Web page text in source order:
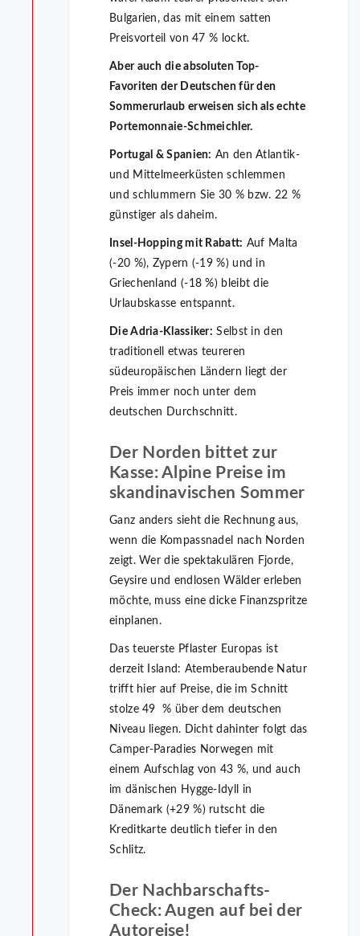
Bulgarien, das mit einem satten
Preisvorteil von 47 % lockt.
Aber auch die absoluten Top-
Favoriten der Deutschen für den
Sommerurlaub erweisen sich als echte
Portemonnaie-Schmeichler.
Portugal & Spanien: An den Atlantik-
und Mittelmeerküsten schlemmen
und schlummern Sie 30 % bzw. 22 %
günstiger als daheim.
Insel-Hopping mit Rabatt: Auf Malta
(-20 %), Zypern (-19 %) und in
Griechenland (-18 %) bleibt die
Urlaubskasse entspannt.
Die Adria-Klassiker: Selbst in den
traditionell etwas teureren
südeuropäischen Ländern liegt der
Preis immer noch unter dem
deutschen Durchschnitt.
Der Norden bittet zur
Kasse: Alpine Preise im
skandinavischen Sommer
Ganz anders sieht die Rechnung aus,
wenn die Kompassnadel nach Norden
zeigt. Wer die spektakulären Fjorde,
Geysire und endlosen Wälder erleben
möchte, muss eine dicke Finanzspritze
einplanen.
Das teuerste Pflaster Europas ist
derzeit Island: Atemberaubende Natur
trifft hier auf Preise, die im Schnitt
stolze 49 % über dem deutschen
Niveau liegen. Dicht dahinter folgt das
Camper-Paradies Norwegen mit
einem Aufschlag von 43 %, und auch
im dänischen Hygge-Idyll in
Dänemark (+29 %) rutscht die
Kreditkarte deutlich tiefer in den
Schlitz.
Der Nachbarschafts-
Check: Augen auf bei der
Autoreise!